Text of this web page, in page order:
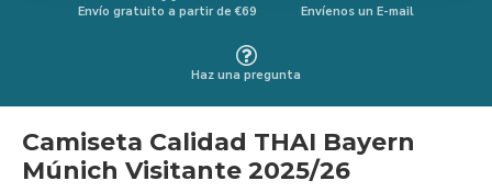
Envío gratuito a partir de €69 Envíenos un E-mail
Haz una pregunta
Camiseta Calidad THAI Bayern
Múnich Visitante 2025/26